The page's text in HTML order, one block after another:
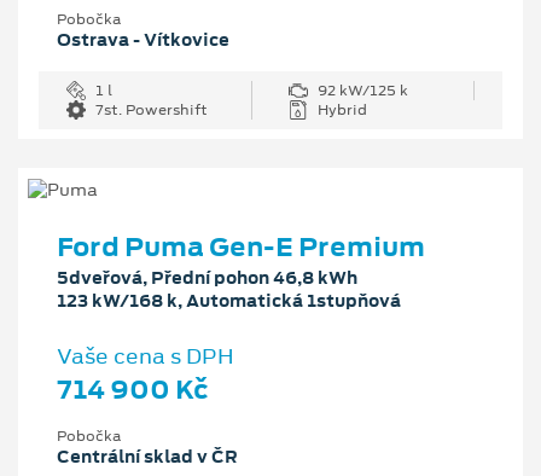
Pobočka
Ostrava - Vítkovice
1 l
92 kW/125 k
7st. Powershift
Hybrid
Ford Puma Gen-E Premium
5dveřová, Přední pohon 46,8 kWh
123 kW/168 k, Automatická 1stupňová
Vaše cena s DPH
714 900 Kč
Pobočka
Centrální sklad v ČR